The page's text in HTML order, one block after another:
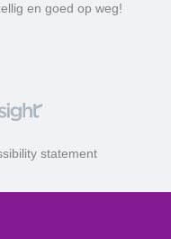
en goed op weg!
statement